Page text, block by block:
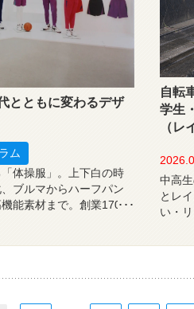
とともに変わるデザ
ム
体操服」。上下白の時
ブルマからハーフパン
能素材まで。創業170年
自転
学生
（レ
中高
とレ
い・